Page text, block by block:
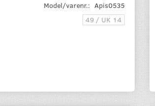
Model/varenr.: Apis0535
49 / UK 14